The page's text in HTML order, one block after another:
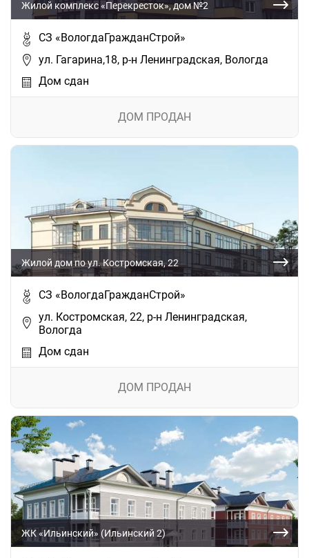
Жилой комплекс «Перекресток», дом №2
СЗ «ВологдаГражданСтрой»
ул. Гагарина,18, р-н Ленинградская, Вологда
Дом сдан
ДОМ ПРОДАН
Жилой дом по ул. Костромская, 22
СЗ «ВологдаГражданСтрой»
ул. Костромская, 22, р-н Ленинградская,
Вологда
Дом сдан
ДОМ ПРОДАН
ЖК «Ильинский» (Ильинский 2)